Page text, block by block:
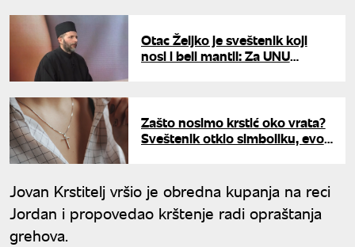
Otac Željko je sveštenik koji
nosi i beli mantil: Za UNU
Zašto nosimo krstić oko vrata?
Sveštenik otkio simboliku, evo
Jovan Krstitelj vršio je obredna kupanja na reci
Jordan i propovedao krštenje radi opraštanja
grehova.